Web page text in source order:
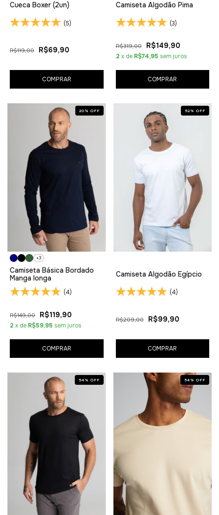
Cueca Boxer (2un)
(5)
R$119,00 R$69,90
COMPRAR
Camiseta Algodão Pima
(3)
R$319,00 R$149,90
2 x de R$74,95 sem juros
COMPRAR
20 % OFF
+3
Camiseta Básica Bordado
Manga longa
(4)
R$149,00 R$119,90
2 x de R$59,95 sem juros
COMPRAR
52 % OFF
Camiseta Algodão Egípcio
(4)
R$209,00 R$99,90
COMPRAR
54 % OFF 54 % OFF